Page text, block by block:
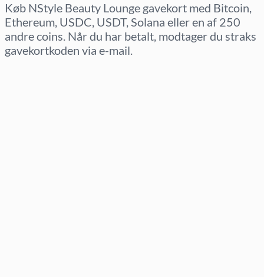
Køb NStyle Beauty Lounge gavekort med Bitcoin,
Ethereum, USDC, USDT, Solana eller en af 250
andre coins. Når du har betalt, modtager du straks
gavekortkoden via e-mail.